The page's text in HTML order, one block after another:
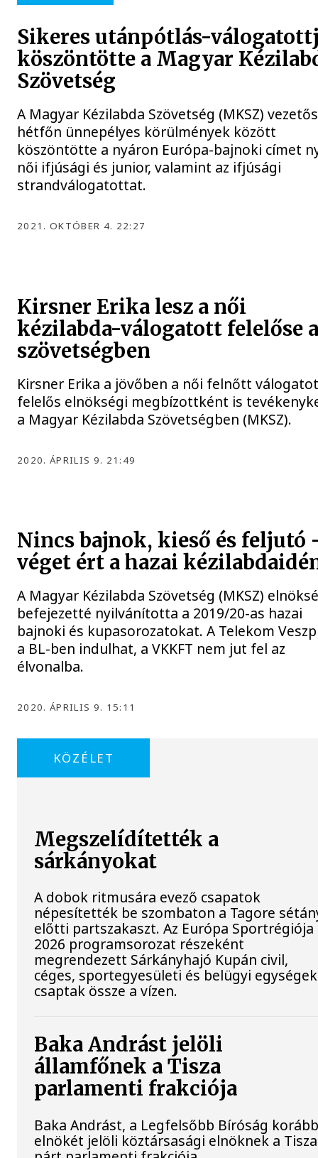
Sikeres utánpótlás-
köszöntötte a Magyar
Szövetség
A Magyar Kézilabda Szövetség (MKSZ)
hétfőn ünnepélyes körülmények között
köszöntötte a nyáron Európa-bajnoki címet
női ifjúsági és junior, valamint az ifjúsági
strandválogatottat.
2021. OKTÓBER 4. 22:27
Kirsner Erika lesz a női
kézilabda-válogatott felelőse
szövetségben
Kirsner Erika a jövőben a női felnőtt
felelős elnökségi megbízottként is
a Magyar Kézilabda Szövetségben (MKSZ).
2020. ÁPRILIS 9. 21:49
Nincs bajnok, kieső és feljutó
véget ért a hazai
A Magyar Kézilabda Szövetség (MKSZ)
befejezetté nyilvánította a 2019/20-as hazai
bajnoki és kupasorozatokat. A Telekom
a BL-ben indulhat, a VKKFT nem jut fel az
élvonalba.
2020. ÁPRILIS 9. 15:11
KÖZÉLET
Megszelídítették a
sárkányokat
A dobok ritmusára evező csapatok
népesítették be szombaton a Tagore
előtti partszakaszt. Az Európa Sportrégiója
2026 programsorozat részeként
megrendezett Sárkányhajó Kupán civil,
céges, sportegyesületi és belügyi egységek
csaptak össze a vízen.
Baka Andrást jelöli
államfőnek a Tisza
parlamenti frakciója
Baka Andrást, a Legfelsőbb Bíróság
elnökét jelöli köztársasági elnöknek a Tisza